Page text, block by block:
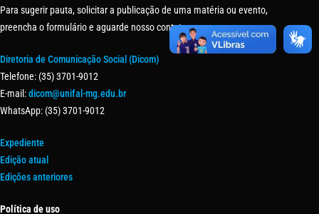
Para sugerir pauta, solicitar a publicação de uma matéria ou evento,
preencha o formulário e aguarde nosso contato.
Diretoria de Comunicação Social (Dicom)
Telefone: (35) 3701-9012
E-mail:dicom@unifal-mg.edu.br
WhatsApp: (35) 3701-9012
Expediente
Edição atual
Edições anteriores
Política de uso